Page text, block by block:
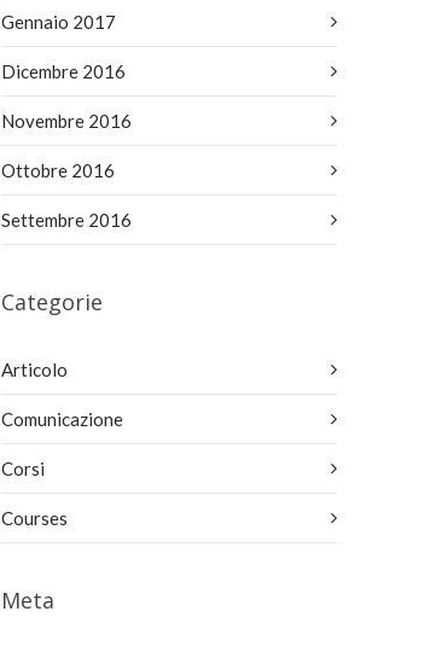
Gennaio 2017
Dicembre 2016
Novembre 2016
Ottobre 2016
Settembre 2016
Categorie
Articolo
Comunicazione
Corsi
Courses
Meta